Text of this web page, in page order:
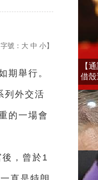
字號： 大 中 小】
期舉行。
列外交活
的一場會
，曾於1
【
借